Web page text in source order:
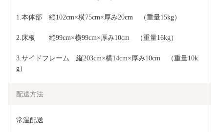
1.本体部　縦102cm×横75cm×厚み20cm　（重量15kg）
2.床板　　縦99cm×横99cm×厚み10cm　（重量16kg）
3.サイドフレーム　縦203cm×横14cm×厚み10cm　（重量10k
g）
配送方法
常温配送